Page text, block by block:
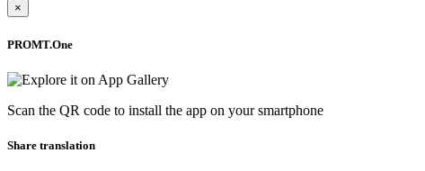
×
PROMT.One
Scan the QR code to install the app on your smartphone
Share translation